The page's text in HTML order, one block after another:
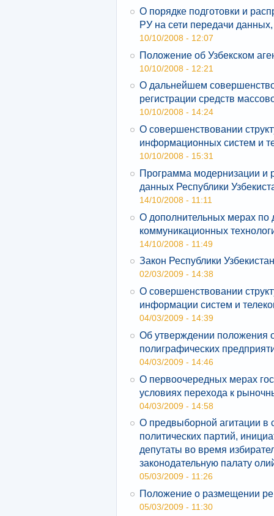
О порядке подготовки и
РУ на сети передачи
10/10/2008 - 12:07
Положение об Узбекском
10/10/2008 - 12:21
О дальнейшем
регистрации средств
10/10/2008 - 14:24
О совершенствовании
информационных систем и
10/10/2008 - 15:31
Программа модернизации и
данных Республики
14/10/2008 - 11:11
О дополнительных мерах
коммуникационных
14/10/2008 - 11:49
Закон Республики
02/03/2009 - 14:38
О совершенствовании
информации систем и
04/03/2009 - 14:39
Об утверждении положения
полиграфических
04/03/2009 - 14:46
О первоочередных мерах
условиях перехода к
04/03/2009 - 14:58
О предвыборной агитации в
политических партий,
депутаты во время
законодательную палату
05/03/2009 - 11:26
Положение о размещении
05/03/2009 - 11:30